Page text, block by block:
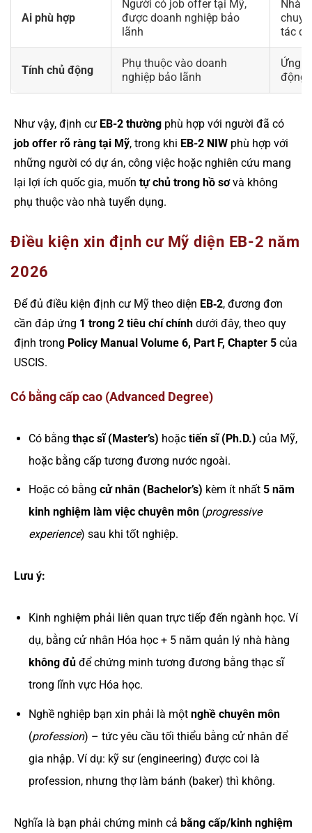
Ai phù hợp
Người có job offer tại Mỹ,
được doanh nghiệp bảo
lãnh
Nhà
tác
Tính chủ động
Phụ thuộc vào doanh
nghiệp bảo lãnh
Ứng
động
Như vậy, định cư EB-2 thường phù hợp với người đã có
job offer rõ ràng tại Mỹ, trong khi EB-2 NIW phù hợp với
những người có dự án, công việc hoặc nghiên cứu mang
lại lợi ích quốc gia, muốn tự chủ trong hồ sơvà không
phụ thuộc vào nhà tuyển dụng.
Điều kiện xin định cư Mỹ diện EB-2 năm
2026
Để đủ điều kiện định cư Mỹ theo diện EB‑2, đương đơn
cần đáp ứng 1 trong 2 tiêu chí chính dưới đây, theo quy
định trong Policy Manual Volume 6, Part F, Chapter 5 của
USCIS.
Có bằng cấp cao (Advanced Degree)
Có bằng thạc sĩ (Master’s) hoặc tiến sĩ (Ph.D.) của Mỹ,
hoặc bằng cấp tương đương nước ngoài.
Hoặc có bằng cử nhân (Bachelor’s) kèm ít nhất 5 năm
kinh nghiệm làm việc chuyên môn(progressive
experience) sau khi tốt nghiệp.
Lưu ý:
Kinh nghiệm phải liên quan trực tiếp đến ngành học. Ví
dụ, bằng cử nhân Hóa học + 5 năm quản lý nhà hàng
không đủđể chứng minh tương đương bằng thạc sĩ
trong lĩnh vực Hóa học.
Nghề nghiệp bạn xin phải là một nghề chuyên môn
(profession) – tức yêu cầu tối thiểu bằng cử nhân để
gia nhập. Ví dụ: kỹ sư (engineering) được coi là
profession, nhưng thợ làm bánh (baker) thì không.
Nghĩa là bạn phải chứng minh cả bằng cấp/kinh nghiệm